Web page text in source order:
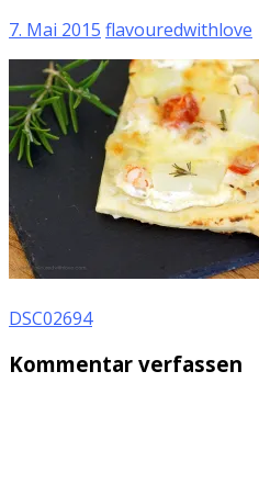
7. Mai 2015 flavouredwithlove
DSC02694
Kommentar verfassen